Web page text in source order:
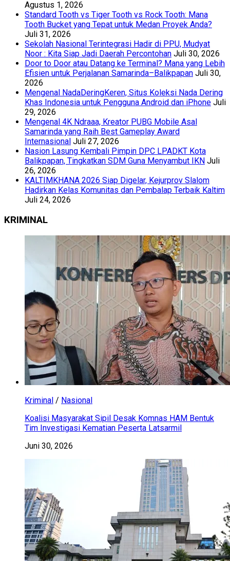
Agustus 1, 2026
Standard Tooth vs Tiger Tooth vs Rock Tooth: Mana
Tooth Bucket yang Tepat untuk Medan Proyek Anda?
Juli 31, 2026
Sekolah Nasional Terintegrasi Hadir di PPU, Mudyat
Noor : Kita Siap Jadi Daerah Percontohan Juli 30, 2026
Door to Door atau Datang ke Terminal? Mana yang Lebih
Efisien untuk Perjalanan Samarinda–Balikpapan Juli 30,
2026
Mengenal NadaDeringKeren, Situs Koleksi Nada Dering
Khas Indonesia untuk Pengguna Android dan iPhone Juli
29, 2026
Mengenal 4K Ndraaa, Kreator PUBG Mobile Asal
Samarinda yang Raih Best Gameplay Award
Internasional Juli 27, 2026
Nasion Lasung Kembali Pimpin DPC LPADKT Kota
Balikpapan, Tingkatkan SDM Guna Menyambut IKN Juli
26, 2026
KALTIMKHANA 2026 Siap Digelar, Kejurprov Slalom
Hadirkan Kelas Komunitas dan Pembalap Terbaik Kaltim
Juli 24, 2026
KRIMINAL
Kriminal / Nasional
Koalisi Masyarakat Sipil Desak Komnas HAM Bentuk
Tim Investigasi Kematian Peserta Latsarmil
Juni 30, 2026